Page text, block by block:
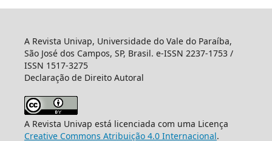
A Revista Univap, Universidade do Vale do Paraíba,
São José dos Campos, SP, Brasil. e-ISSN 2237-1753 /
ISSN 1517-3275
Declaração de Direito Autoral
A Revista Univap está licenciada com uma Licença
Creative Commons Atribuição 4.0 Internacional.